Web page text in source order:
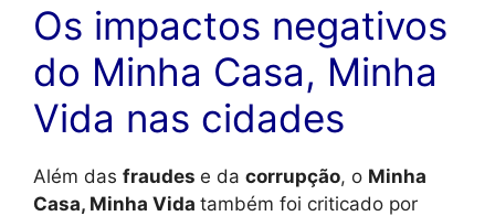
Os impactos negativos
do Minha Casa, Minha
Vida nas cidades
Além das fraudes e da corrupção, o Minha
Casa, Minha Vida também foi criticado por